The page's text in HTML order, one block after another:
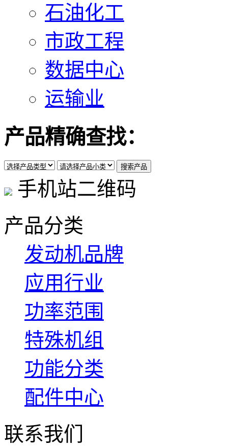
石油化工
市政工程
数据中心
运输业
产品精确查找：
手机站二维码
产品分类
发动机品牌
应用行业
功率范围
特殊机组
功能分类
配件中心
联系我们